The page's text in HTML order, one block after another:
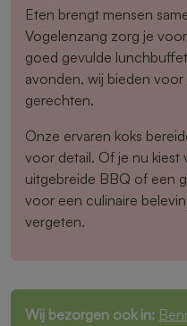
Eten brengt mensen
Vogelenzang zorg je
goed gevulde
avonden, wij bieden
gerechten.
Onze ervaren koks
voor detail. Of je nu
uitgebreide BBQ of een
voor een culinaire
vergeten.
Wij bezorgen ook in: